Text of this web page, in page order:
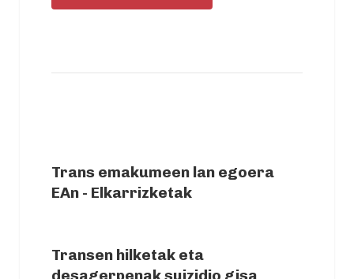
Trans emakumeen lan egoera
EAn - Elkarrizketak
Transen hilketak eta